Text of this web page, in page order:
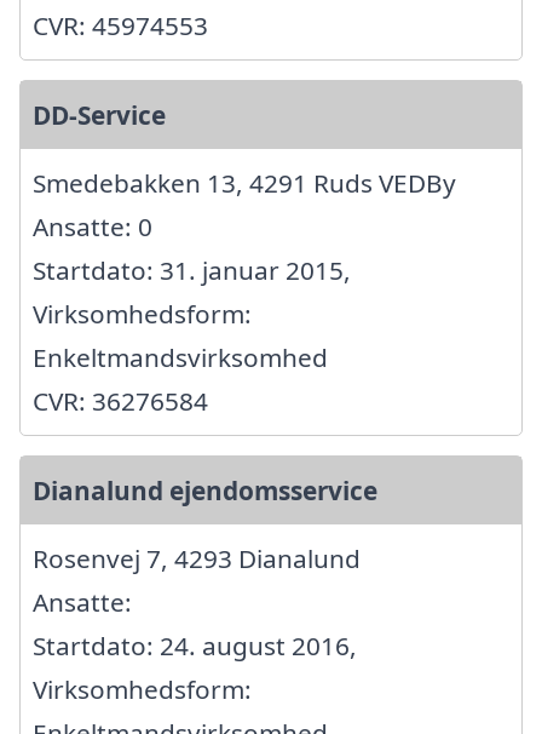
CVR: 45974553
DD-Service
Smedebakken 13, 4291 Ruds VEDBy
Ansatte: 0
Startdato: 31. januar 2015,
Virksomhedsform:
Enkeltmandsvirksomhed
CVR: 36276584
Dianalund ejendomsservice
Rosenvej 7, 4293 Dianalund
Ansatte:
Startdato: 24. august 2016,
Virksomhedsform: